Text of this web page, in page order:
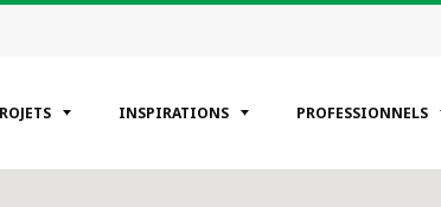
INSPIRATIONS PROFESSIONNELS